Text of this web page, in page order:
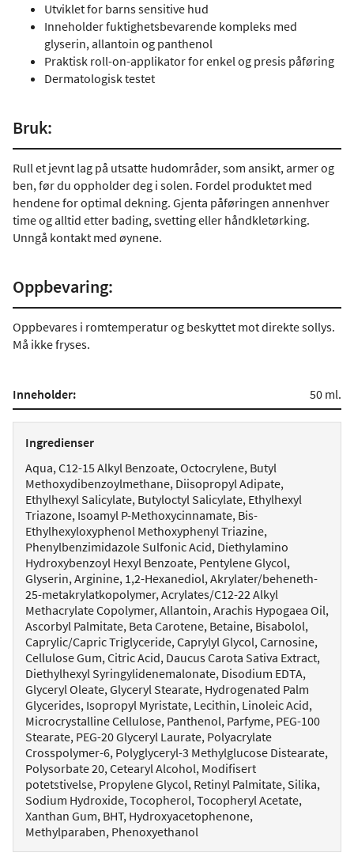
Utviklet for barns sensitive hud
Inneholder fuktighetsbevarende kompleks med
glyserin, allantoin og panthenol
Praktisk roll-on-applikator for enkel og presis påføring
Dermatologisk testet
Bruk:
Rull et jevnt lag på utsatte hudområder, som ansikt, armer og
ben, før du oppholder deg i solen. Fordel produktet med
hendene for optimal dekning. Gjenta påføringen annenhver
time og alltid etter bading, svetting eller håndkletørking.
Unngå kontakt med øynene.
Oppbevaring:
Oppbevares i romtemperatur og beskyttet mot direkte sollys.
Må ikke fryses.
Inneholder: 50 ml.
Ingredienser
Aqua, C12-15 Alkyl Benzoate, Octocrylene, Butyl
Methoxydibenzoylmethane, Diisopropyl Adipate,
Ethylhexyl Salicylate, Butyloctyl Salicylate, Ethylhexyl
Triazone, Isoamyl P-Methoxycinnamate, Bis-
Ethylhexyloxyphenol Methoxyphenyl Triazine,
Phenylbenzimidazole Sulfonic Acid, Diethylamino
Hydroxybenzoyl Hexyl Benzoate, Pentylene Glycol,
Glyserin, Arginine, 1,2-Hexanediol, Akrylater/beheneth-
25-metakrylatkopolymer, Acrylates/C12-22 Alkyl
Methacrylate Copolymer, Allantoin, Arachis Hypogaea Oil,
Ascorbyl Palmitate, Beta Carotene, Betaine, Bisabolol,
Caprylic/Capric Triglyceride, Caprylyl Glycol, Carnosine,
Cellulose Gum, Citric Acid, Daucus Carota Sativa Extract,
Diethylhexyl Syringylidenemalonate, Disodium EDTA,
Glyceryl Oleate, Glyceryl Stearate, Hydrogenated Palm
Glycerides, Isopropyl Myristate, Lecithin, Linoleic Acid,
Microcrystalline Cellulose, Panthenol, Parfyme, PEG-100
Stearate, PEG-20 Glyceryl Laurate, Polyacrylate
Crosspolymer-6, Polyglyceryl-3 Methylglucose Distearate,
Polysorbate 20​, Cetearyl Alcohol, Modifisert
potetstivelse, Propylene Glycol, Retinyl Palmitate, Silika,
Sodium Hydroxide, Tocopherol, Tocopheryl Acetate,
Xanthan Gum, BHT, Hydroxyacetophenone,
Methylparaben, Phenoxyethanol